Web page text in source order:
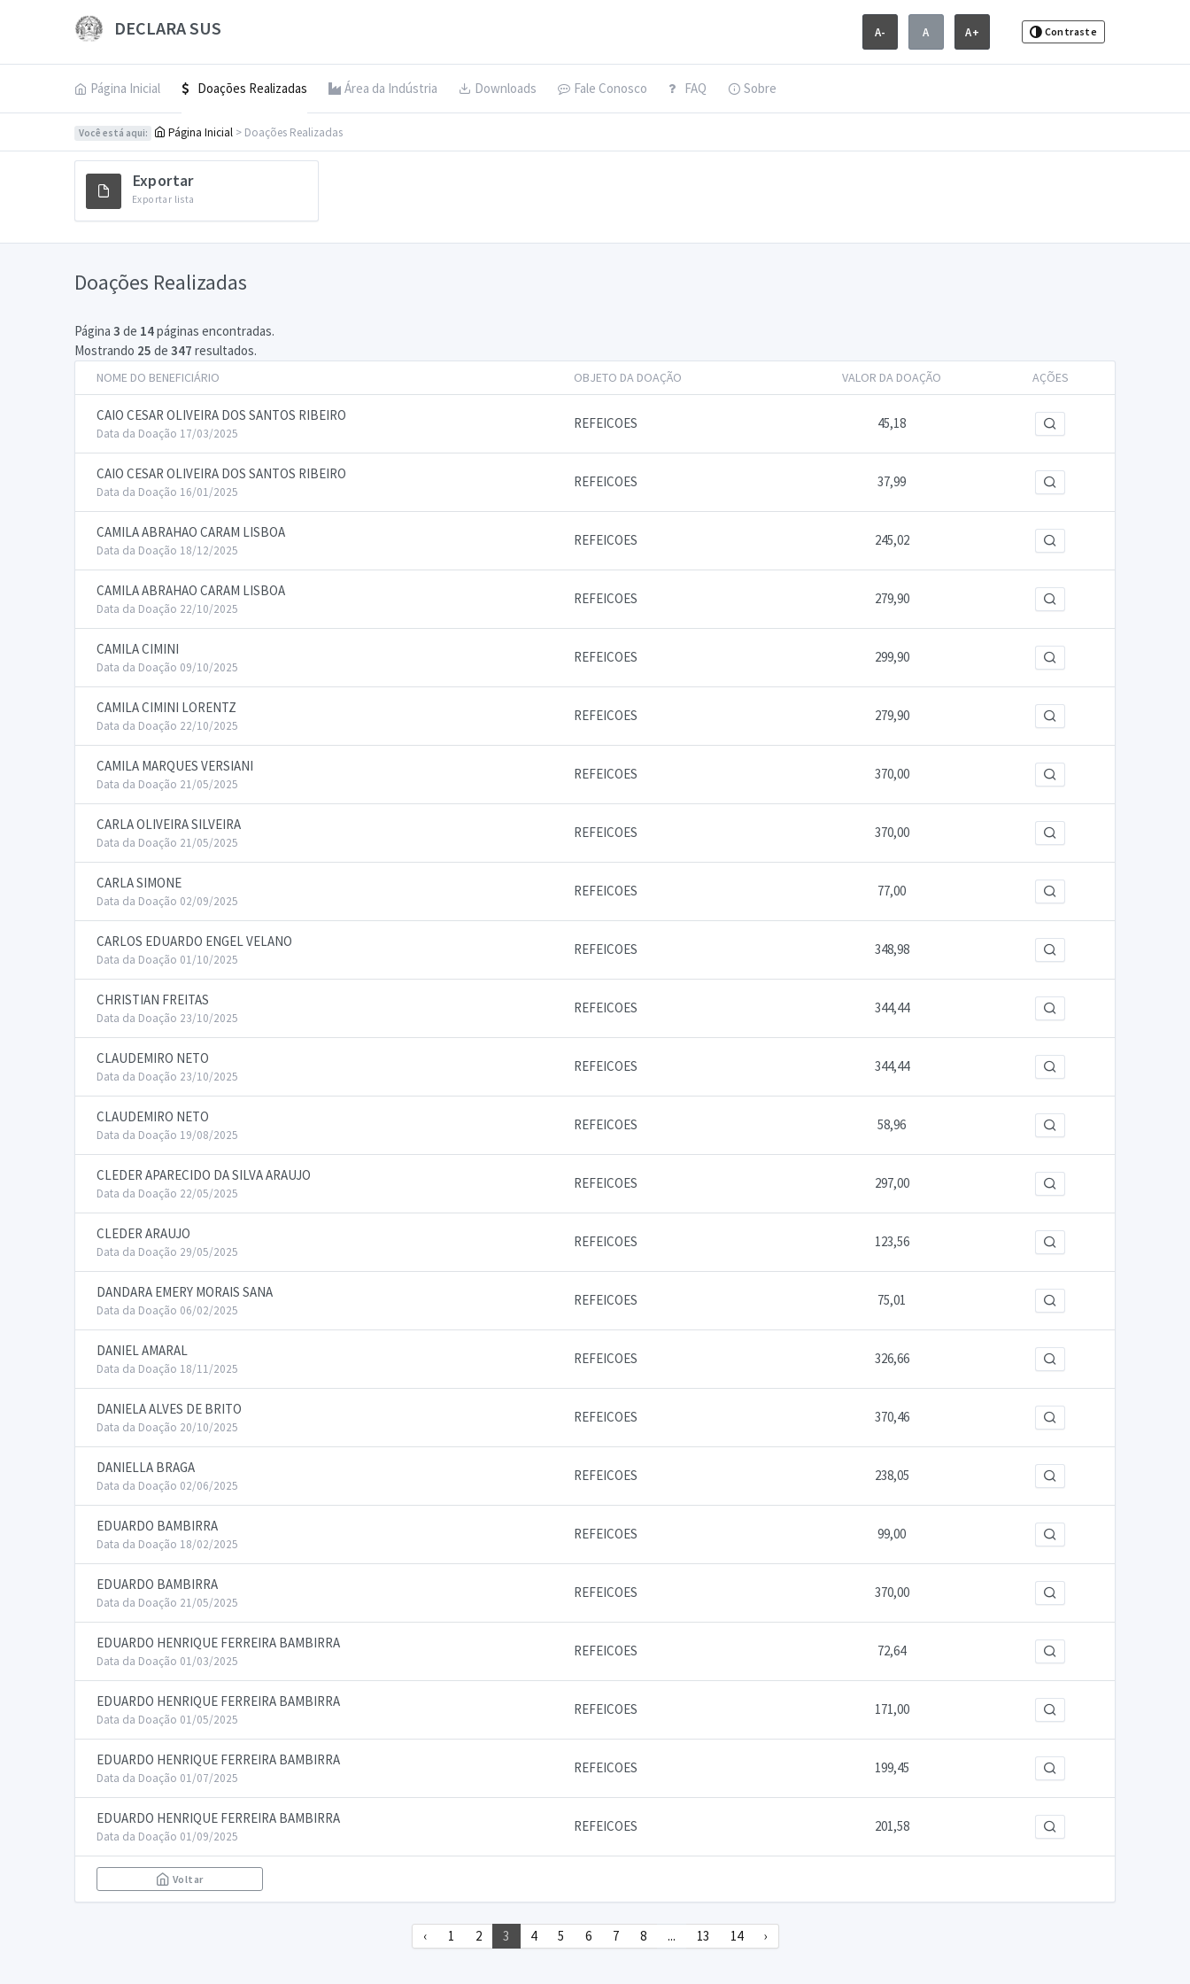
DECLARA SUS A- A A+ Contraste
Página Inicial Doações Realizadas Área da Indústria Downloads Fale Conosco FAQ Sobre
Você está aqui: Página Inicial > Doações Realizadas
Exportar
Exportar lista
Doações Realizadas
Página 3 de 14páginas encontradas.
Mostrando 25 de 347 resultados.
NOME DO BENEFICIÁRIO OBJETO DA DOAÇÃO VALOR DA DOAÇÃO AÇÕES
CAIO CESAR OLIVEIRA DOS SANTOS RIBEIRO
Data da Doação 17/03/2025
REFEICOES 45,18
CAIO CESAR OLIVEIRA DOS SANTOS RIBEIRO
Data da Doação 16/01/2025
REFEICOES 37,99
CAMILA ABRAHAO CARAM LISBOA
Data da Doação 18/12/2025
REFEICOES 245,02
CAMILA ABRAHAO CARAM LISBOA
Data da Doação 22/10/2025
REFEICOES 279,90
CAMILA CIMINI
Data da Doação 09/10/2025
REFEICOES 299,90
CAMILA CIMINI LORENTZ
Data da Doação 22/10/2025
REFEICOES 279,90
CAMILA MARQUES VERSIANI
Data da Doação 21/05/2025
REFEICOES 370,00
CARLA OLIVEIRA SILVEIRA
Data da Doação 21/05/2025
REFEICOES 370,00
CARLA SIMONE
Data da Doação 02/09/2025
REFEICOES 77,00
CARLOS EDUARDO ENGEL VELANO
Data da Doação 01/10/2025
REFEICOES 348,98
CHRISTIAN FREITAS
Data da Doação 23/10/2025
REFEICOES 344,44
CLAUDEMIRO NETO
Data da Doação 23/10/2025
REFEICOES 344,44
CLAUDEMIRO NETO
Data da Doação 19/08/2025
REFEICOES 58,96
CLEDER APARECIDO DA SILVA ARAUJO
Data da Doação 22/05/2025
REFEICOES 297,00
CLEDER ARAUJO
Data da Doação 29/05/2025
REFEICOES 123,56
DANDARA EMERY MORAIS SANA
Data da Doação 06/02/2025
REFEICOES 75,01
DANIEL AMARAL
Data da Doação 18/11/2025
REFEICOES 326,66
DANIELA ALVES DE BRITO
Data da Doação 20/10/2025
REFEICOES 370,46
DANIELLA BRAGA
Data da Doação 02/06/2025
REFEICOES 238,05
EDUARDO BAMBIRRA
Data da Doação 18/02/2025
REFEICOES 99,00
EDUARDO BAMBIRRA
Data da Doação 21/05/2025
REFEICOES 370,00
EDUARDO HENRIQUE FERREIRA BAMBIRRA
Data da Doação 01/03/2025
REFEICOES 72,64
EDUARDO HENRIQUE FERREIRA BAMBIRRA
Data da Doação 01/05/2025
REFEICOES 171,00
EDUARDO HENRIQUE FERREIRA BAMBIRRA
Data da Doação 01/07/2025
REFEICOES 199,45
EDUARDO HENRIQUE FERREIRA BAMBIRRA
Data da Doação 01/09/2025
REFEICOES 201,58
Voltar
‹ 1 2 3 4 5 6 7 8 ... 13 14 ›